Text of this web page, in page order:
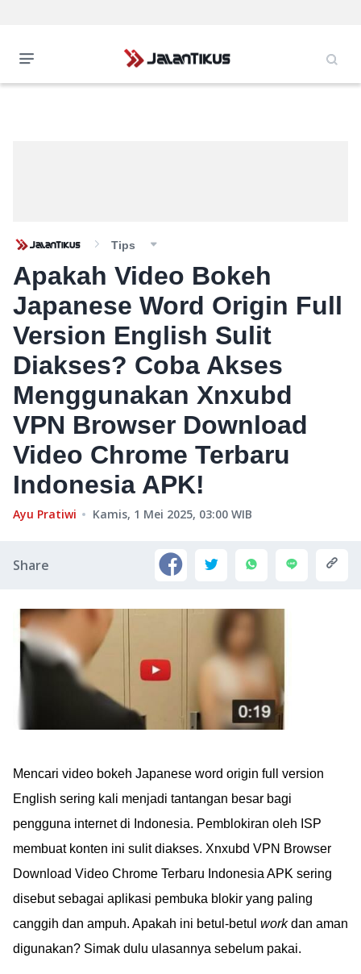
Tips
Apakah Video Bokeh
Japanese Word Origin Full
Version English Sulit
Diakses? Coba Akses
Menggunakan Xnxubd
VPN Browser Download
Video Chrome Terbaru
Indonesia APK!
Ayu Pratiwi Kamis, 1 Mei 2025, 03:00 WIB
Share
Mencari video bokeh Japanese word origin full version
English sering kali menjadi tantangan besar bagi
pengguna internet di Indonesia. Pemblokiran oleh ISP
membuat konten ini sulit diakses. Xnxubd VPN Browser
Download Video Chrome Terbaru Indonesia APK sering
disebut sebagai aplikasi pembuka blokir yang paling
canggih dan ampuh. Apakah ini betul-betul workdan aman
digunakan? Simak dulu ulasannya sebelum pakai.